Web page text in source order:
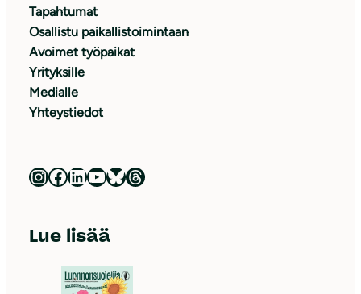
Tapahtumat
Osallistu paikallistoimintaan
Avoimet työpaikat
Yrityksille
Medialle
Yhteystiedot
Luonnonsuojeluliitto Instagramissa Luonnonsuojeluliitto Facebookissa Luonnonsuojeluliitto LinkedInissä Luonnonsuojeluliiton YouTube-kanava Luonnonsuojeluliitto Blueskyssa Luonnonsuojeluliitto Threadsissa
Lue lisää